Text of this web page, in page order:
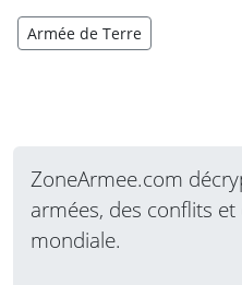
Armée de Terre
ZoneArmee.com
armées, des conflits
mondiale.